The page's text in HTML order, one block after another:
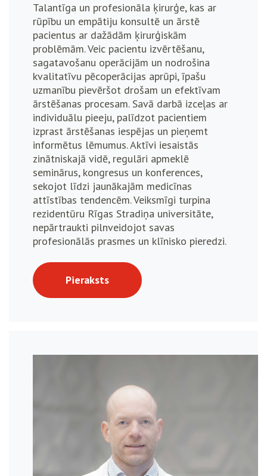
Talantīga un profesionāla ķirurģe, kas ar
rūpību un empātiju konsultē un ārstē
pacientus ar dažādām ķirurģiskām
problēmām. Veic pacientu izvērtēšanu,
sagatavošanu operācijām un nodrošina
kvalitatīvu pēcoperācijas aprūpi, īpašu
uzmanību pievēršot drošam un efektīvam
ārstēšanas procesam. Savā darbā izceļas ar
individuālu pieeju, palīdzot pacientiem
izprast ārstēšanas iespējas un pieņemt
informētus lēmumus. Aktīvi iesaistās
zinātniskajā vidē, regulāri apmeklē
seminārus, kongresus un konferences,
sekojot līdzi jaunākajām medicīnas
attīstības tendencēm. Veiksmīgi turpina
rezidentūru Rīgas Stradiņa universitāte,
nepārtraukti pilnveidojot savas
profesionālās prasmes un klīnisko pieredzi.
Pieraksts